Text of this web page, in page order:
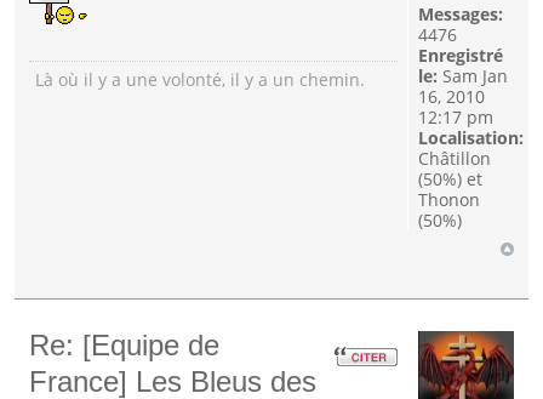
Là où il y a une volonté, il y a un chemin.
Messages:
4476
Enregistré
le: Sam Jan
16, 2010
12:17 pm
Localisation:
Châtillon
(50%) et
Thonon
(50%)
Re: [Equipe de
France] Les Bleus des